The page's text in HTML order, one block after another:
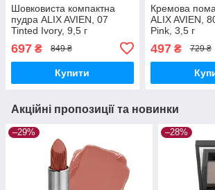
Шовковиста компактна
пудра ALIX AVIEN, 07
Tinted Ivory, 9,5 г
697 ₴ 849 ₴
Купити
Кремова
ALIX AVIEN,
Pink, 3,5 г
497₴ 729 ₴
Акційні пропозиції та новинки
–29% –28%